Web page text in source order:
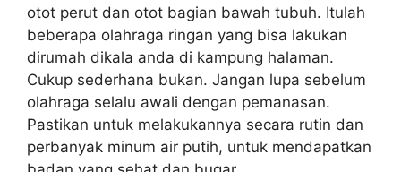
otot perut dan otot bagian bawah tubuh. Itulah
beberapa olahraga ringan yang bisa lakukan
dirumah dikala anda di kampung halaman.
Cukup sederhana bukan. Jangan lupa sebelum
olahraga selalu awali dengan pemanasan.
Pastikan untuk melakukannya secara rutin dan
perbanyak minum air putih, untuk mendapatkan